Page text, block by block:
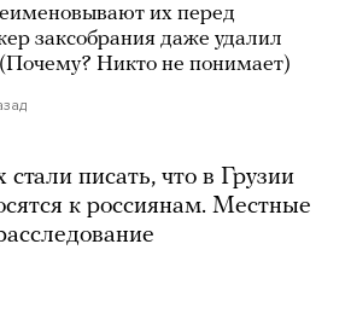
их перед
заксобрания даже удалил
Никто не понимает)
стали писать, что в Грузии
к россиянам. Местные